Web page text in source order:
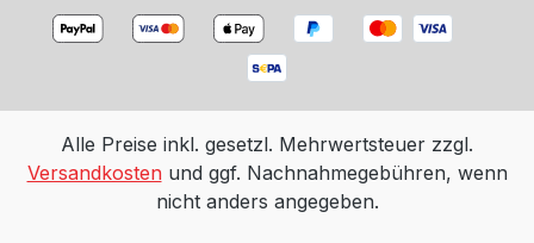
Alle Preise inkl. gesetzl. Mehrwertsteuer zzgl.
Versandkostenund ggf. Nachnahmegebühren, wenn
nicht anders angegeben.